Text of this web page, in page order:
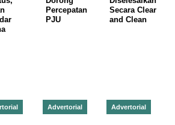
Percepatan
PJU
Secara Clear
and Clean
Advertorial Advertorial